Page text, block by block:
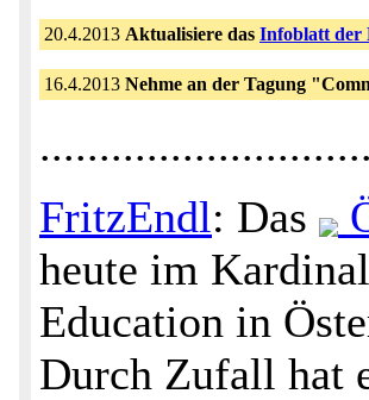
20.4.2013 Aktualisiere das Infoblatt der
16.4.2013 Nehme an der Tagung
FritzEndl: Das
heute im
Education in
Durch Zufall hat